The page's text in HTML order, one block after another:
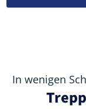
In wenigen